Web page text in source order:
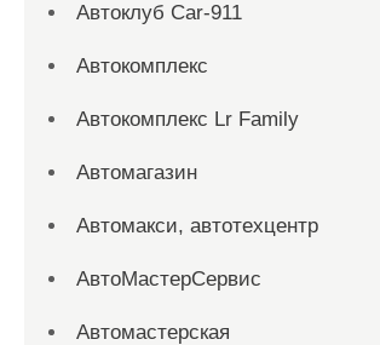
Автоклуб Car-911
Автокомплекс
Автокомплекс Lr Family
Автомагазин
Автомакси, автотехцентр
АвтоМастерСервис
Автомастерская